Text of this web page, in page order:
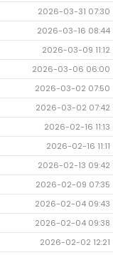
2026-03-31 07:30
2026-03-16 08:44
2026-03-09 11:12
2026-03-06 06:00
2026-03-02 07:50
2026-03-02 07:42
2026-02-16 11:13
2026-02-16 11:11
2026-02-13 09:42
2026-02-09 07:35
2026-02-04 09:43
2026-02-04 09:38
2026-02-02 12:21